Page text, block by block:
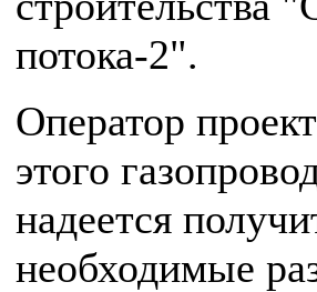
потока-2".
Оператор
этого
надеется
необходимые